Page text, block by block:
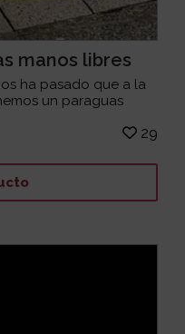
manos libres
ha pasado que a la
un paraguas
29